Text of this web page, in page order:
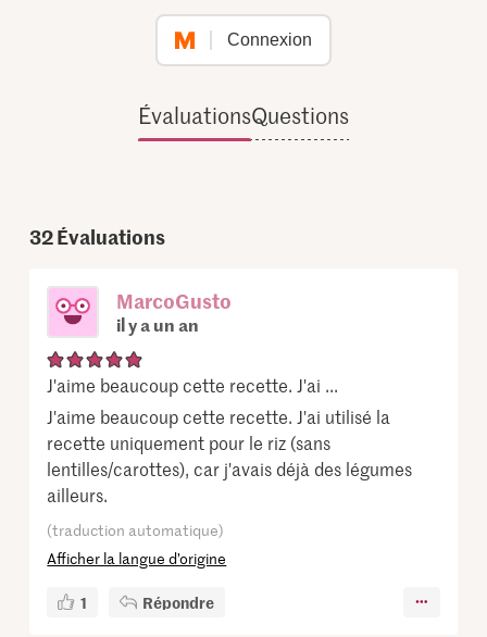
Connexion
ÉvaluationsQuestions
32Évaluations
MarcoGusto
il y a un an
J'aime beaucoup cette recette. J'ai ...
J'aime beaucoup cette recette. J'ai utilisé la
recette uniquement pour le riz (sans
lentilles/carottes), car j'avais déjà des légumes
ailleurs.
(traduction automatique)
Afficher la langue d’origine
1 Répondre